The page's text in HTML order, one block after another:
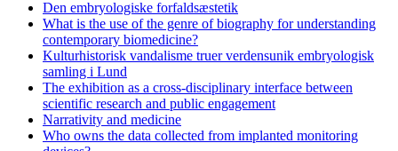
Den embryologiske forfaldsæstetik
What is the use of the genre of biography for understanding
contemporary biomedicine?
Kulturhistorisk vandalisme truer verdensunik embryologisk
samling i Lund
The exhibition as a cross-disciplinary interface between
scientific research and public engagement
Narrativity and medicine
Who owns the data collected from implanted monitoring